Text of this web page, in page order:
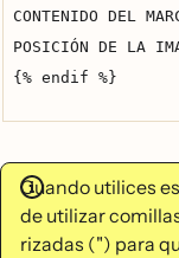
CONTENIDO DEL
POSICIÓN DE LA
{% endif %}
Cuando utilices
de utilizar
rizadas (") para